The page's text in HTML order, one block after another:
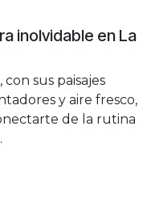
inolvidable en La
sus paisajes
y aire fresco,
de la rutina